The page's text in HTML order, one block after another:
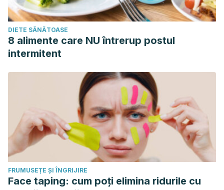
DIETE SĂNĂTOASE
8 alimente care NU întrerup postul
intermitent
FRUMUSEȚE ȘI ÎNGRIJIRE
Face taping: cum poți elimina ridurile cu